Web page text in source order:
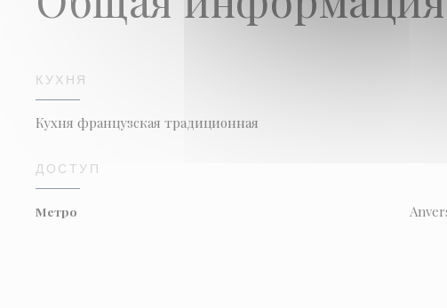
КУХНЯ
Кухня французская традиционная
ДОСТУП
Метро